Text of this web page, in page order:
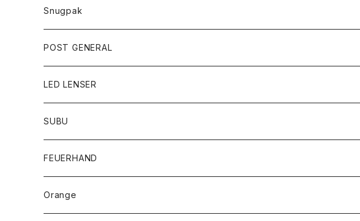
Snugpak
POST GENERAL
LED LENSER
SUBU
FEUERHAND
Orange